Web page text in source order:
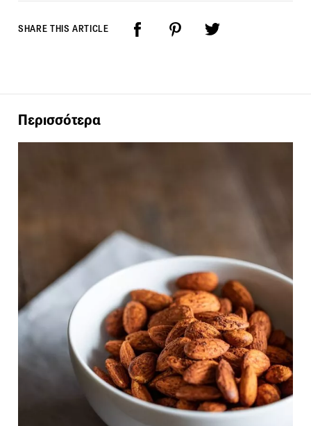
SHARE THIS ARTICLE
Περισσότερα